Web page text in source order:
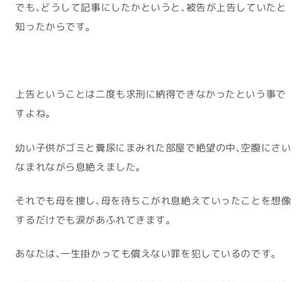
でも、どうして記事にしたかというと、被告が上告していたと
知ったからです。
上告ということは二度も求刑に納得できなかったという事で
すよね。
幼い子供がゴミと糞尿にまみれた部屋で絶望の中、空腹にさい
なまれながら息絶えました。
それでも母を捜し、母を待ちこがれ息絶えていったことを想像
するだけでも涙があふれてきます。
あなたは、一生掛かっても償えない罪を犯しているのです。